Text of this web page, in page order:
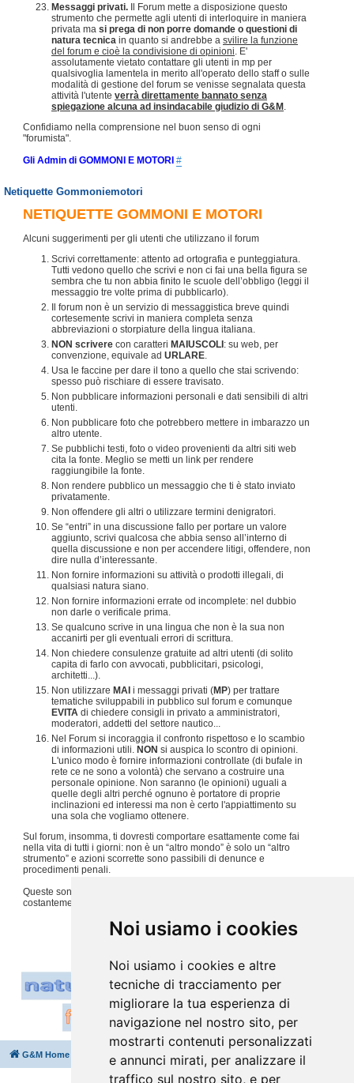
Noi usiamo i cookies
Noi usiamo i cookies e altre
tecniche di tracciamento per
migliorare la tua esperienza di
navigazione nel nostro sito, per
mostrarti contenuti personalizzati
e annunci mirati, per analizzare il
traffico sul nostro sito, e per
Messaggi privati. Il Forum mette a disposizione questo
strumento che permette agli utenti di interloquire in maniera
privata ma si prega di non porre domande o questioni di
natura tecnica in quanto si andrebbe a svilire la funzione
del forum e cioè la condivisione di opinioni . E'
assolutamente vietato contattare gli utenti in mp per
qualsivoglia lamentela in merito all'operato dello staff o sulle
modalità di gestione del forum se venisse segnalata questa
attività l'utente verrà direttamente bannato senza
spiegazione alcuna ad insindacabile giudizio di G&M
Confidiamo nella comprensione nel buon senso di ogni
"forumista".
Gli Admin di GOMMONI E MOTORI #
Netiquette Gommoniemotori
NETIQUETTE GOMMONI E MOTORI
Alcuni suggerimenti per gli utenti che utilizzano il forum
Scrivi correttamente: attento ad ortografia e punteggiatura.
Tutti vedono quello che scrivi e non ci fai una bella figura se
sembra che tu non abbia finito le scuole dell’obbligo (leggi il
messaggio tre volte prima di pubblicarlo).
Il forum non è un servizio di messaggistica breve quindi
cortesemente scrivi in maniera completa senza
abbreviazioni o storpiature della lingua italiana.
NON scrivere con caratteri MAIUSCOLI : su web, per
convenzione, equivale ad URLARE.
Usa le faccine per dare il tono a quello che stai scrivendo:
spesso può rischiare di essere travisato.
Non pubblicare informazioni personali e dati sensibili di altri
utenti.
Non pubblicare foto che potrebbero mettere in imbarazzo un
altro utente.
Se pubblichi testi, foto o video provenienti da altri siti web
cita la fonte. Meglio se metti un link per rendere
raggiungibile la fonte.
Non rendere pubblico un messaggio che ti è stato inviato
privatamente.
Non offendere gli altri o utilizzare termini denigratori.
Se “entri” in una discussione fallo per portare un valore
aggiunto, scrivi qualcosa che abbia senso all’interno di
quella discussione e non per accendere litigi, offendere, non
dire nulla d’interessante.
Non fornire informazioni su attività o prodotti illegali, di
qualsiasi natura siano.
Non fornire informazioni errate od incomplete: nel dubbio
non darle o verificale prima.
Se qualcuno scrive in una lingua che non è la sua non
accanirti per gli eventuali errori di scrittura.
Non chiedere consulenze gratuite ad altri utenti (di solito
capita di farlo con avvocati, pubblicitari, psicologi,
architetti...).
Non utilizzare MAI i messaggi privati (MP) per trattare
tematiche sviluppabili in pubblico sul forum e comunque
EVITA di chiedere consigli in privato a amministratori,
moderatori, addetti del settore nautico...
Nel Forum si incoraggia il confronto rispettoso e lo scambio
di informazioni utili. NON si auspica lo scontro di opinioni.
L'unico modo è fornire informazioni controllate (di bufale in
rete ce ne sono a volontà) che servano a costruire una
personale opinione. Non saranno (le opinioni) uguali a
quelle degli altri perché ognuno è portatore di proprie
inclinazioni ed interessi ma non è certo l'appiattimento su
una sola che vogliamo ottenere.
Sul forum, insomma, ti dovresti comportare esattamente come fai
nella vita di tutti i giorni: non è un “altro mondo” è solo un “altro
strumento” e azioni scorrette sono passibili di denunce e
procedimenti penali.
Queste sono solo alcune regole, per tutto il resto usiamo
costantemente
G&M Home Tutti gli orari sonoUTC+02:00
Cancella cookie